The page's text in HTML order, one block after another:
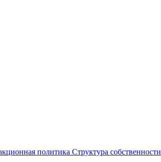
политика Структура собственности